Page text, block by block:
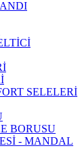
SELELERİ
BORUSU
- MANDAL